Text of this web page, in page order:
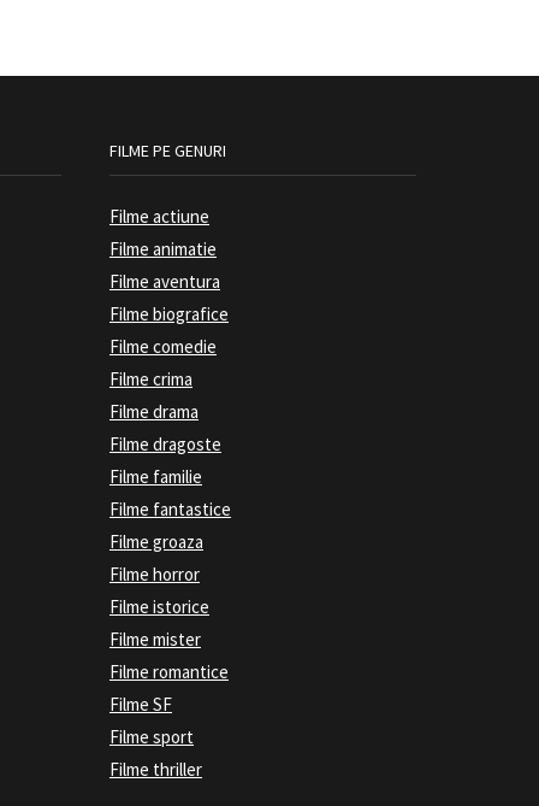
FILME PE GENURI
Filme actiune
Filme animatie
Filme aventura
Filme biografice
Filme comedie
Filme crima
Filme drama
Filme dragoste
Filme familie
Filme fantastice
Filme groaza
Filme horror
Filme istorice
Filme mister
Filme romantice
Filme SF
Filme sport
Filme thriller